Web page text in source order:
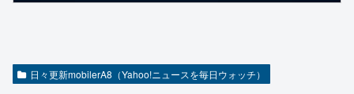
日々更新mobilerA8（Yahoo!ニュースを毎日ウォッチ）